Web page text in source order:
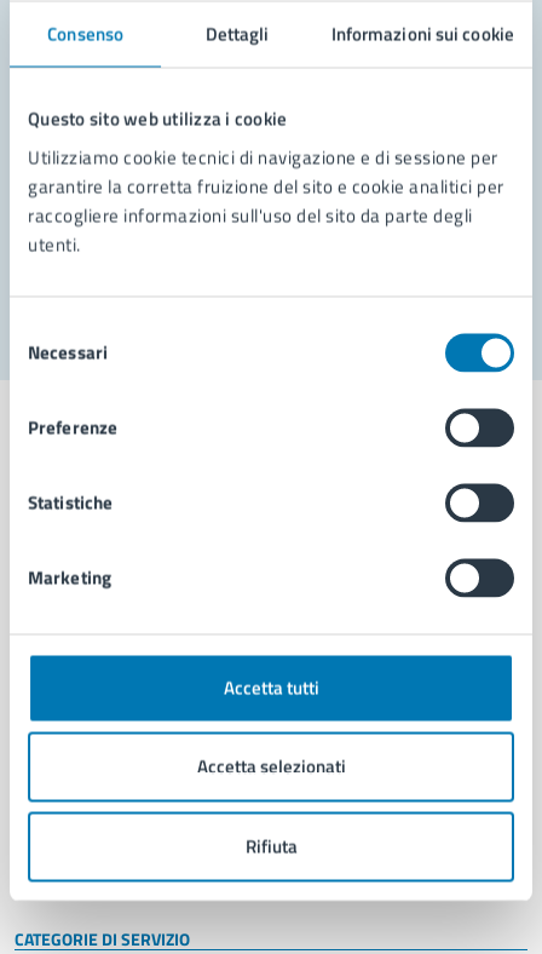
Consenso Dettagli Informazioni sui cookie
Questo sito web utilizza i cookie
Utilizziamo cookie tecnici di navigazione e di sessione per
garantire la corretta fruizione del sito e cookie analitici per
raccogliere informazioni sull'uso del sito da parte degli
utenti.
delNecessari
Preferenze
Statistiche
Marketing
Accetta tutti
Accetta selezionati
Rifiuta
Leggi le domande frequenti
Richiedi assistenza
Prenota appuntamento
Problemi in città
Comune di Napoli
AMMINISTRAZIONE
Organi di governo
Enti e fondazioni
Personale amministrativo
Intranet, posta aziendale e protocollo
CATEGORIE DI SERVIZIO